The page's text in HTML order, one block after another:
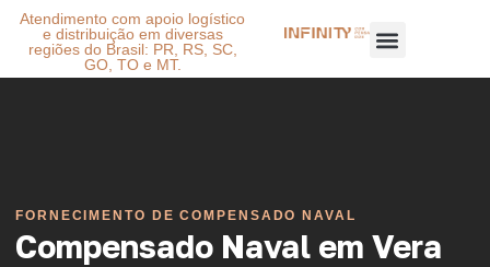
Atendimento com apoio logístico
e distribuição em diversas
regiões do Brasil: PR, RS, SC,
GO, TO e MT.
FORNECIMENTO DE COMPENSADO NAVAL
Compensado Naval em Vera